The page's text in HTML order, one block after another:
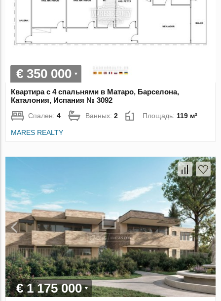
€ 350 000
Квартира с 4 спальнями в Матаро, Барселона,
Каталония, Испания № 3092
Спален:4 Ванных:2 Площадь: 119 м²
MARES REALTY
€ 1 175 000